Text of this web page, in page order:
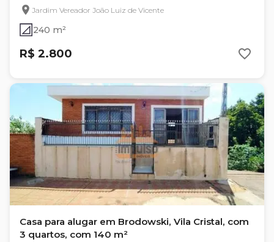
Jardim Vereador João Luiz de Vicente
240 m²
R$ 2.800
Casa para alugar em Brodowski, Vila Cristal, com
3 quartos, com 140 m²